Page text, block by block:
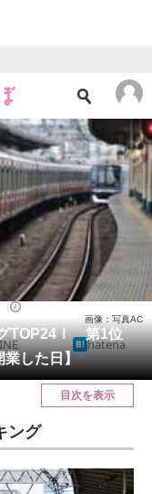
TOP24！ 第1位
業した日】
画像：写真AC
hatena
目次を表示
ング